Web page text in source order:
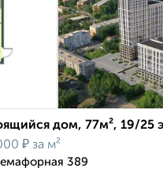
дом, 77м², 19/25
₽ за м²
389